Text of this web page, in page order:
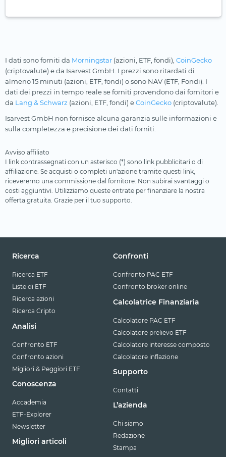
I dati sono forniti da Morningstar (azioni, ETF, fondi), CoinGecko
(criptovalute) e da Isarvest GmbH. I prezzi sono ritardati di
almeno 15 minuti (azioni, ETF, fondi) o sono NAV (ETF, Fondi). I
dati dei prezzi in tempo reale se forniti provendono dai fornitori e
da Lang & Schwarz (azioni, ETF, fondi) eCoinGecko (criptovalute).
Isarvest GmbH non fornisce alcuna garanzia sulle informazioni e
sulla completezza e precisione dei dati forniti.
Avviso affiliato
I link contrassegnati con un asterisco (*) sono link pubblicitari o di
affiliazione. Se acquisti o completi un'azione tramite questi link,
riceveremo una commissione dal fornitore. Non subirai svantaggi o
costi aggiuntivi. Utilizziamo queste entrate per finanziare la nostra
offerta gratuita. Grazie per il tuo supporto.
Ricerca
Ricerca ETF
Liste di ETF
Ricerca azioni
Ricerca Cripto
Analisi
Confronto ETF
Confronto azioni
Migliori & Peggiori ETF
Conoscenza
Accademia
ETF-Explorer
Newsletter
Migliori articoli
Confronti
Confronto PAC ETF
Confronto broker online
Calcolatrice Finanziaria
Calcolatore PAC ETF
Calcolatore prelievo ETF
Calcolatore interesse composto
Calcolatore inflazione
Supporto
Contatti
L’azienda
Chi siamo
Redazione
Stampa